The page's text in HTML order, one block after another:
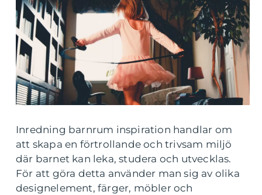
Inredning barnrum inspiration handlar om
att skapa en förtrollande och trivsam miljö
där barnet kan leka, studera och utvecklas.
För att göra detta använder man sig av olika
designelement, färger, möbler och